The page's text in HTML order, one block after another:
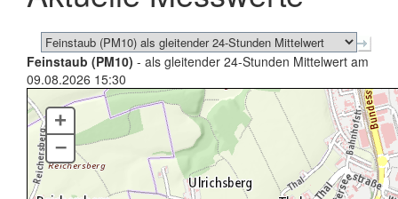
Feinstaub (PM10) - als gleitender 24-Stunden Mittelwert am
09.08.2026 15:30
+
–